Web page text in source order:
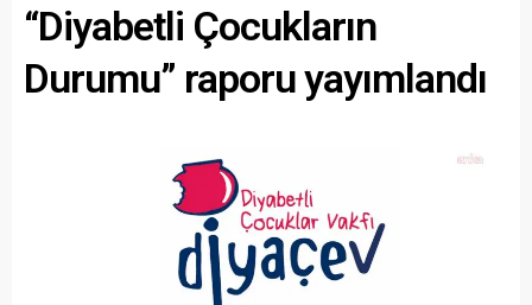
“Diyabetli Çocukların
Durumu” raporu yayımlandı